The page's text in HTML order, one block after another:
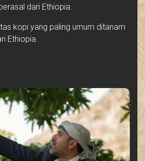
dari Ethiopia.
kopi yang paling umum ditanam
Ethiopia.